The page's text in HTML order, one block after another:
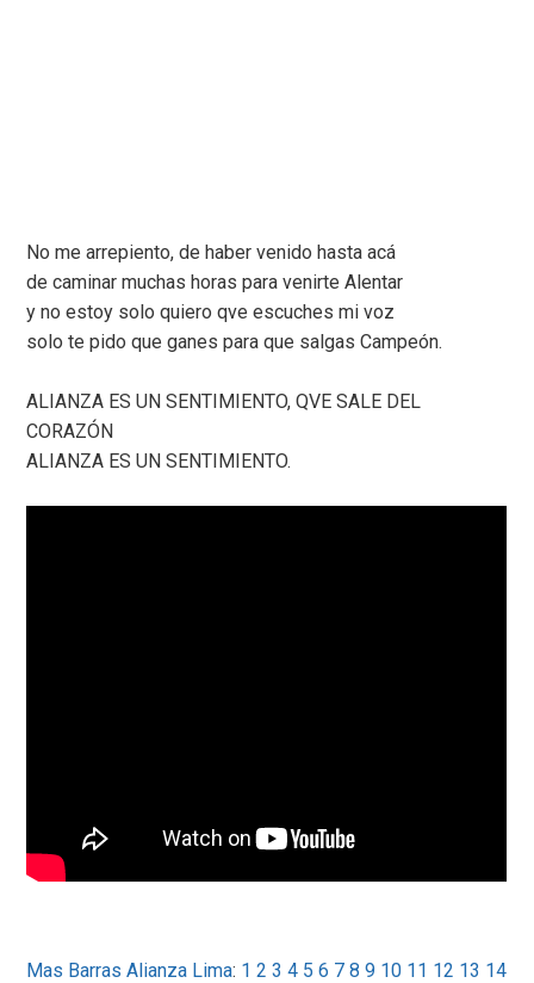
No me arrepiento, de haber venido hasta acá
de caminar muchas horas para venirte Alentar
y no estoy solo quiero qve escuches mi voz
solo te pido que ganes para que salgas Campeón.
ALIANZA ES UN SENTIMIENTO, QVE SALE DEL
CORAZÓN
ALIANZA ES UN SENTIMIENTO.
Mas Barras Alianza Lima: 1 2 3 4 5 6 7 8 9 10 11 12 13 14